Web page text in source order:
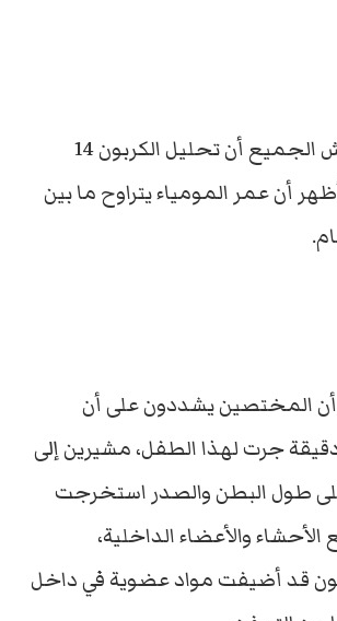
الأمر الذي أدهش الجميع أن تحليل الكربون 14
أن عمر المومياء يتراوح ما بين
أن المختصين يشددون على أن
جرت لهذا الطفل، مشيرين إلى
طول البطن والصدر استخرجت
والأعضاء الداخلية،
قد أضيفت مواد عضوية في داخل